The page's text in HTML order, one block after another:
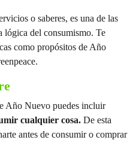
Año Nuevo puedes incluir
cualquier cosa. De esta
antes de consumir o comprar